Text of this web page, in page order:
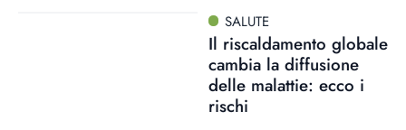
SALUTE
Il riscaldamento globale
cambia la diffusione
delle malattie: ecco i
rischi